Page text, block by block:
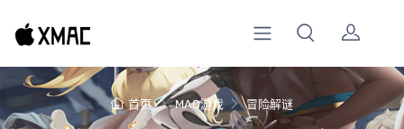
首页 MAC游戏 冒险解谜